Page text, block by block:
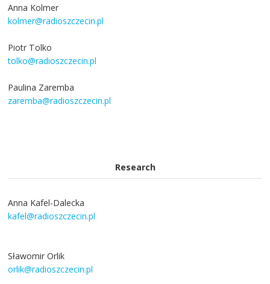
Anna Kolmer
kolmer@radioszczecin.pl
Piotr Tolko
tolko@radioszczecin.pl
Paulina Zaremba
zaremba@radioszczecin.pl
Research
Anna Kafel-Dalecka
kafel@radioszczecin.pl
Sławomir Orlik
orlik@radioszczecin.pl